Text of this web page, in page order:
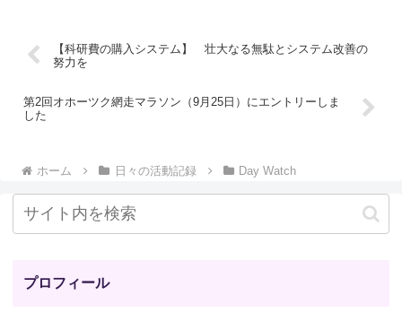
【科研費の購入システム】 壮大なる無駄とシステム改善の
努力を
第2回オホーツク網走マラソン（9月25日）にエントリーしま
した
ホーム 日々の活動記録 Day Watch
プロフィール